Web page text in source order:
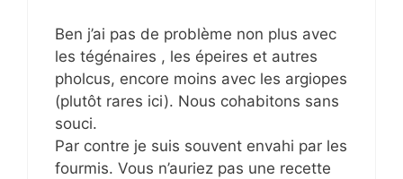
Ben j’ai pas de problème non plus avec
les tégénaires , les épeires et autres
pholcus, encore moins avec les argiopes
(plutôt rares ici). Nous cohabitons sans
souci.
Par contre je suis souvent envahi par les
fourmis. Vous n’auriez pas une recette